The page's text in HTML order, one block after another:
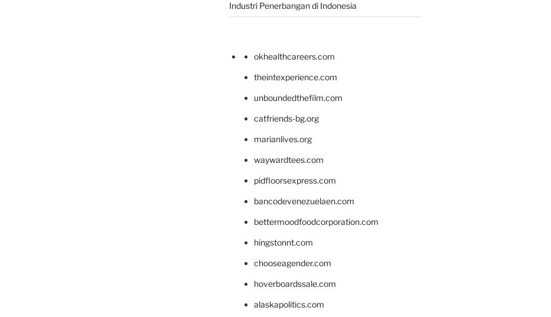
Industri Penerbangan di Indonesia
okhealthcareers.com
theintexperience.com
unboundedthefilm.com
catfriends-bg.org
marianlives.org
waywardtees.com
pidfloorsexpress.com
bancodevenezuelaen.com
bettermoodfoodcorporation.com
hingstonnt.com
chooseagender.com
hoverboardssale.com
alaskapolitics.com